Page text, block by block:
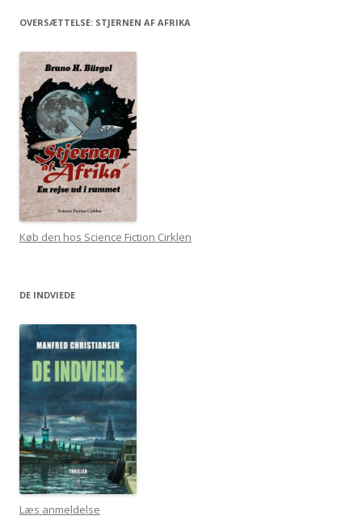
OVERSÆTTELSE: STJERNEN AF AFRIKA
Køb den hos Science Fiction Cirklen
DE INDVIEDE
Læs anmeldelse